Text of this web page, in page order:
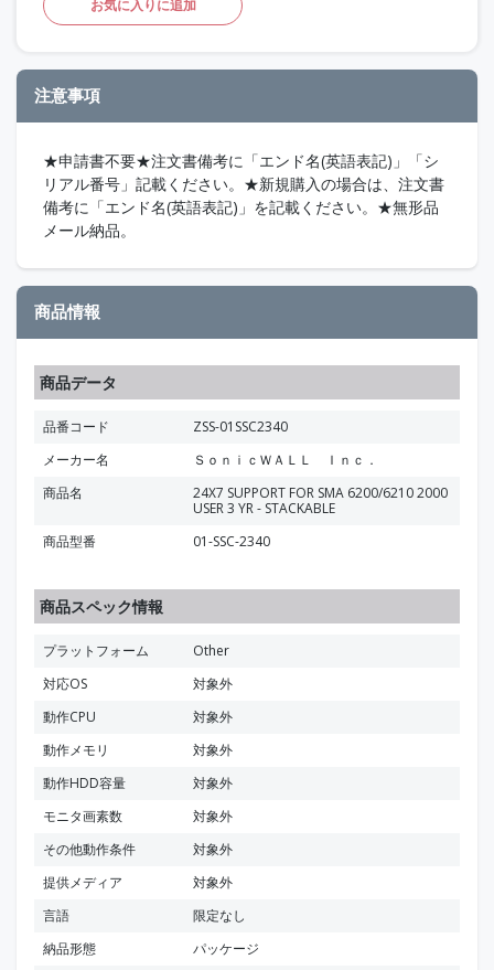
お気に入りに追加
注意事項
★申請書不要★注文書備考に「エンド名(英語表記)」「シ
リアル番号」記載ください。★新規購入の場合は、注文書
備考に「エンド名(英語表記)」を記載ください。★無形品
メール納品。
商品情報
商品データ
品番コード
ZSS-01SSC2340
メーカー名
ＳｏｎｉｃＷＡＬＬ Ｉｎｃ．
商品名
24X7 SUPPORT FOR SMA 6200/6210 2000
USER 3 YR - STACKABLE
商品型番
01-SSC-2340
商品スペック情報
プラットフォーム
Other
対応OS
対象外
動作CPU
対象外
動作メモリ
対象外
動作HDD容量
対象外
モニタ画素数
対象外
その他動作条件
対象外
提供メディア
対象外
言語
限定なし
納品形態
パッケージ